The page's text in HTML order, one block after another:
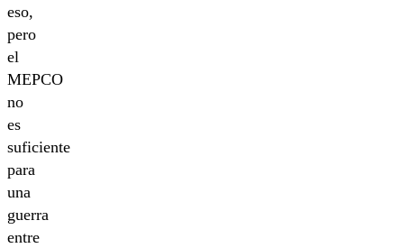
eso,
pero
el
MEPCO
no
es
suficiente
para
una
guerra
entre